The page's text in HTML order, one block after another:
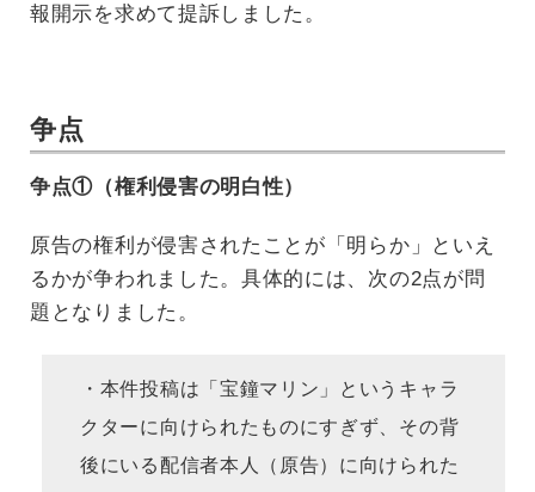
報開示を求めて提訴しました。
争点
争点①（権利侵害の明白性）
原告の権利が侵害されたことが「明らか」といえ
るかが争われました。具体的には、次の2点が問
題となりました。
・本件投稿は「宝鐘マリン」というキャラ
クターに向けられたものにすぎず、その背
後にいる配信者本人（原告）に向けられた